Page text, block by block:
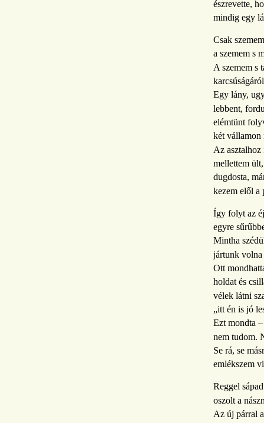
észrevette,
mindig egy
Csak
a szemem s
A szemem s
Egy lány,
lebbent,
elémtünt
két vállamon
Az asztalhoz
mellettem
dugdosta,
kezem elől a
Így folyt az
egyre
Mintha
jártunk volna
Ott
holdat és
vélek látni
„itt én is jó
Ezt mondta
nem tudom.
Se rá, se
emlékszem
Reggel
oszolt a
Az új párral